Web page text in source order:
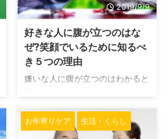
2019/9/9
好きな人に腹が立つのはな
ぜ?笑顔でいるために知るべ
き５つの理由
嫌いな人に腹が立つのはわかると
れには5つの理由が考えられま
す。 そして、好きな人に腹が立
お年寄りケア 生活・くらし